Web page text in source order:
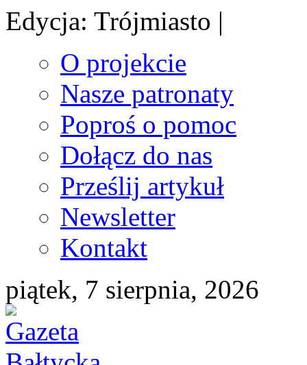
Edycja: Trójmiasto |
O projekcie
Nasze patronaty
Poproś o pomoc
Dołącz do nas
Prześlij artykuł
Newsletter
Kontakt
piątek, 7 sierpnia, 2026